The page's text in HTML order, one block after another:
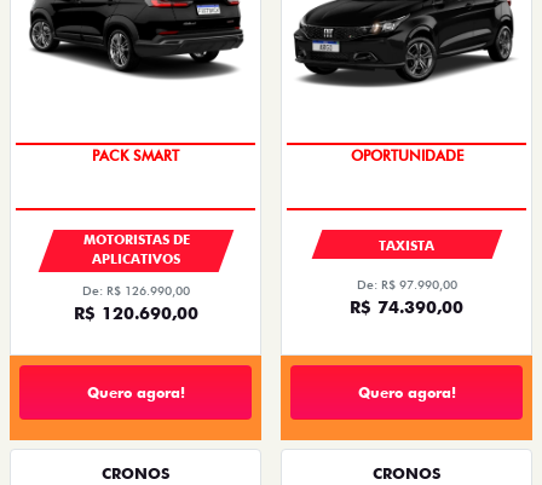
PACK SMART
MOTORISTAS DE
APLICATIVOS
De: R$ 126.990,00
R$ 120.690,00
Quero agora!
OPORTUNIDADE
TAXISTA
De: R$ 97.990,00
R$ 74.390,00
Quero agora!
CRONOS CRONOS